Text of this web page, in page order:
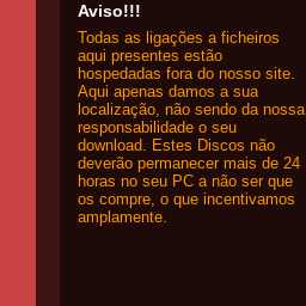
Aviso!!!
Todas as ligações a ficheiros
aqui presentes estão
hospedadas fora do nosso site.
Aqui apenas damos a sua
localização, não sendo da nossa
responsabilidade o seu
download. Estes Discos não
deverão permanecer mais de 24
horas no seu PC a não ser que
os compre, o que incentivamos
amplamente.